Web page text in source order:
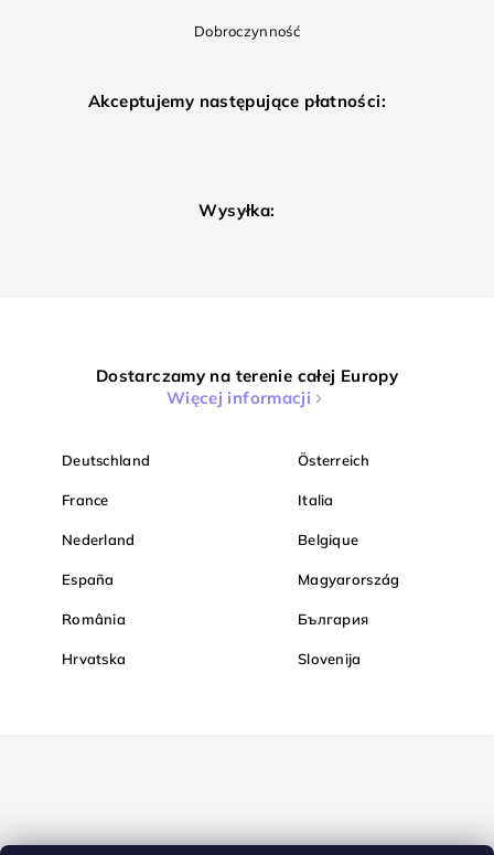
Dobroczynność
Akceptujemy następujące płatności:
Wysyłka:
Dostarczamy na terenie całej Europy
Więcej informacji
Deutschland Österreich
France Italia
Nederland Belgique
España Magyarország
România България
Hrvatska Slovenija